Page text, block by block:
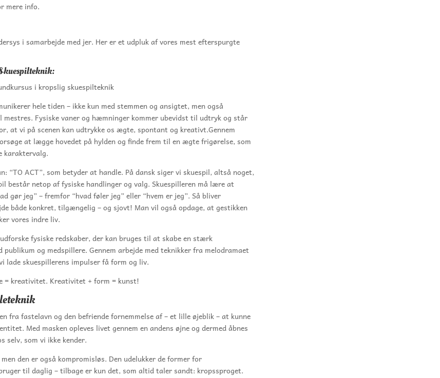
mere info.
i samarbejde med jer. Her er et udpluk af vores mest efterspurgte
i kropslig skuespilteknik
hele tiden – ikke kun med stemmen og ansigtet, men også
mestres. Fysiske vaner og hæmninger kommer ubevidst til udtryk og står
at vi på scenen kan udtrykke os ægte, spontant og kreativt.Gennem
at lægge hovedet på hylden og finde frem til en ægte frigørelse, som
karaktervalg.
“TO ACT”, som betyder at handle. På dansk siger vi skuespil, altså noget,
består netop af fysiske handlinger og valg. Skuespilleren må lære at
gør jeg” – fremfor “hvad føler jeg” eller “hvem er jeg”. Så bliver
både konkret, tilgængelig – og sjovt! Man vil også opdage, at gestikken
vores indre liv.
fysiske redskaber, der kan bruges til at skabe en stærk
publikum og medspillere. Gennem arbejde med teknikker fra melodramaet
lade skuespillerens impulser få form og liv.
= kreativitet. Kreativitet + form = kunst!
fra fastelavn og den befriende fornemmelse af – et lille øjeblik – at kunne
Med masken opleves livet gennem en andens øjne og dermed åbnes
selv, som vi ikke kender.
den er også kompromisløs. Den udelukker de former for
til daglig – tilbage er kun det, som altid taler sandt: kropssproget.